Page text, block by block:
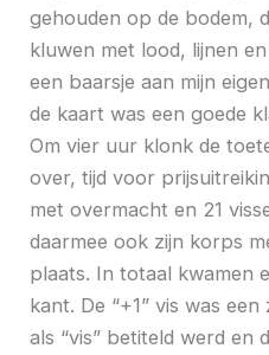
gehouden op de bodem,
kluwen met lood, lijnen
een baarsje aan mijn
de kaart was een goede
Om vier uur klonk de
over, tijd voor
met overmacht en 21
daarmee ook zijn korps
plaats. In totaal kwamen
kant. De “+1” vis was
als “vis” betiteld werd en